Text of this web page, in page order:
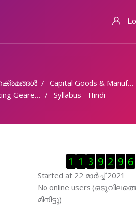
Capital Goods & Manufacturing
Wheels Syllabus - Hindi
Skip Visitor Counter
1 1 3 9 2 9 6
Started at 22 മാര്‍ച്ച് 2021
Skip ഓണ്‍ലയിന്‍
No online users
മിനിട്ടു)